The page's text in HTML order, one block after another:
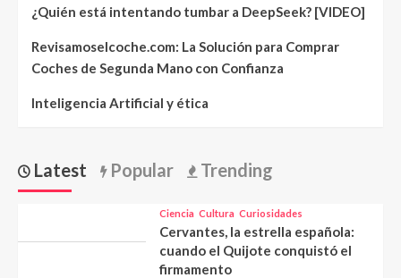
¿Quién está intentando tumbar a DeepSeek? [VIDEO]
Revisamoselcoche.com: La Solución para Comprar
Coches de Segunda Mano con Confianza
Inteligencia Artificial y ética
Latest Popular Trending
Ciencia Cultura Curiosidades
Cervantes, la estrella española:
cuando el Quijote conquistó el
firmamento